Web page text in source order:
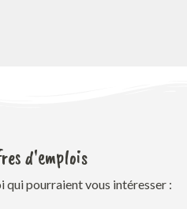
d'emplois
qui pourraient vous intéresser :